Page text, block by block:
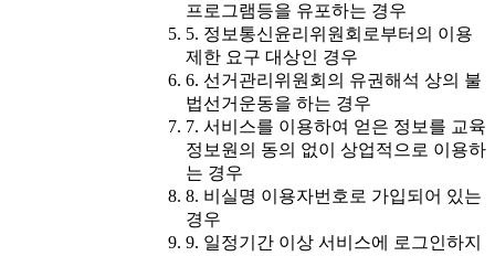
프로그램등을 유포하는 경우
5. 정보통신윤리위원회로부터의 이용
제한 요구 대상인 경우
6. 선거관리위원회의 유권해석 상의 불
법선거운동을 하는 경우
7. 서비스를 이용하여 얻은 정보를 교육
정보원의 동의 없이 상업적으로 이용하
는 경우
8. 비실명 이용자번호로 가입되어 있는
경우
9. 일정기간 이상 서비스에 로그인하지